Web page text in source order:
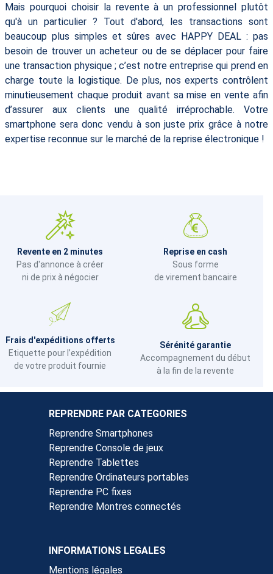
Mais pourquoi choisir la revente à un professionnel plutôt
qu'à un particulier ? Tout d'abord, les transactions sont
beaucoup plus simples et sûres avec HAPPY DEAL : pas
besoin de trouver un acheteur ou de se déplacer pour faire
une transaction physique ; c’est notre entreprise qui prend en
charge toute la logistique. De plus, nos experts contrôlent
minutieusement chaque produit avant sa mise en vente afin
d’assurer aux clients une qualité irréprochable. Votre
smartphone sera donc vendu à son juste prix grâce à notre
expertise reconnue sur le marché de la reprise électronique !
Revente en 2 minutes
Pas d'annonce à créer
ni de prix à négocier
Reprise en cash
Sous forme
de virement bancaire
Frais d'expéditions offerts
Etiquette pour l’expédition
de votre produit fournie
Sérénité garantie
Accompagnement du début
à la fin de la revente
REPRENDRE PAR CATEGORIES
Reprendre Smartphones
Reprendre Console de jeux
Reprendre Tablettes
Reprendre Ordinateurs portables
Reprendre PC fixes
Reprendre Montres connectés
INFORMATIONS LEGALES
Mentions légales